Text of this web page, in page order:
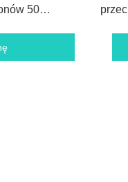
50